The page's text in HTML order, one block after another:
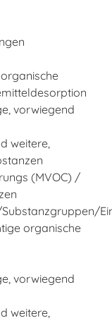
vorwiegend
weitere,
(MVOC) /
organische
vorwiegend
weitere,